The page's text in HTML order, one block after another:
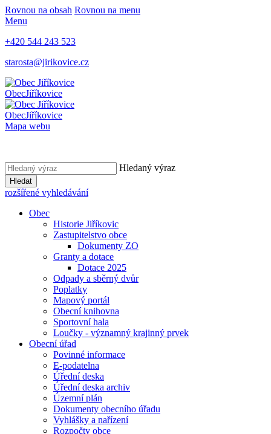
Rovnou na obsah Rovnou na menu
Menu
+420 544 243 523
starosta@jirikovice.cz
ObecJiříkovice
ObecJiříkovice
Mapa webu
Hledaný výraz
Hledat
rozšířené vyhledávání
Obec
Historie Jiříkovic
Zastupitelstvo obce
Dokumenty ZO
Granty a dotace
Dotace 2025
Odpady a sběrný dvůr
Poplatky
Mapový portál
Obecní knihovna
Sportovní hala
Loučky - významný krajinný prvek
Obecní úřad
Povinné informace
E-podatelna
Úřední deska
Úřední deska archiv
Územní plán
Dokumenty obecního úřadu
Vyhlášky a nařízení
Rozpočty obce